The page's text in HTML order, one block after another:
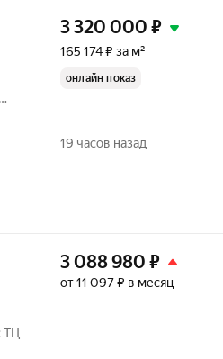
3 320 000 ₽
165 174 ₽ за м²
онлайн показ
19 часов назад
3 088 980 ₽
от 11 097 ₽ в месяц